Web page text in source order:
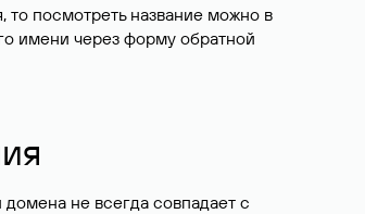
то посмотреть название можно в
имени через форму обратной
не всегда совпадает с